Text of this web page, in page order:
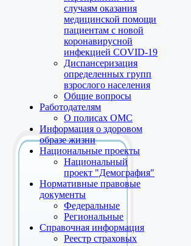
случаям оказания
медицинской помощи
пациентам с новой
коронавирусной
инфекцией COVID-19
Диспансеризация
определенных групп
взрослого населения
Общие вопросы
Работодателям
О полисах ОМС
Информация о здоровом
образе жизни
Национальные проекты
Национальный
проект "Демография"
Нормативные правовые
документы
Федеральные
Региональные
Справочная информация
Реестр страховых